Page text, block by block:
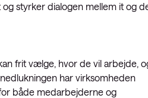
styrker dialogen mellem it og
frit vælge, hvor de vil arbejde,
har virksomheden
både medarbejderne og